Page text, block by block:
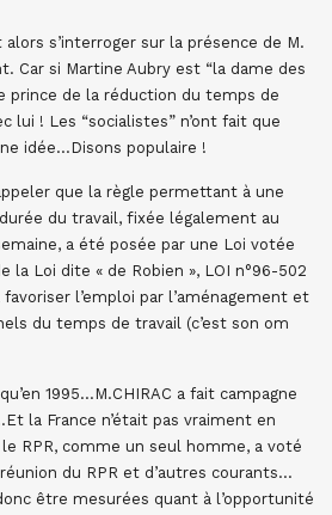
s’interroger sur la présence de M.
Car si Martine Aubry est “la dame des
prince de la réduction du temps de
lui ! Les “socialistes” n’ont fait que
idée…Disons populaire !
que la règle permettant à une
du travail, fixée légalement au
a été posée par une Loi votée
la Loi dite « de Robien », LOI n°96-502
favoriser l’emploi par l’aménagement et
du temps de travail (c’est son om
1995…M.CHIRAC a fait campagne
la France n’était pas vraiment en
RPR, comme un seul homme, a voté
du RPR et d’autres courants…
être mesurées quant à l’opportunité